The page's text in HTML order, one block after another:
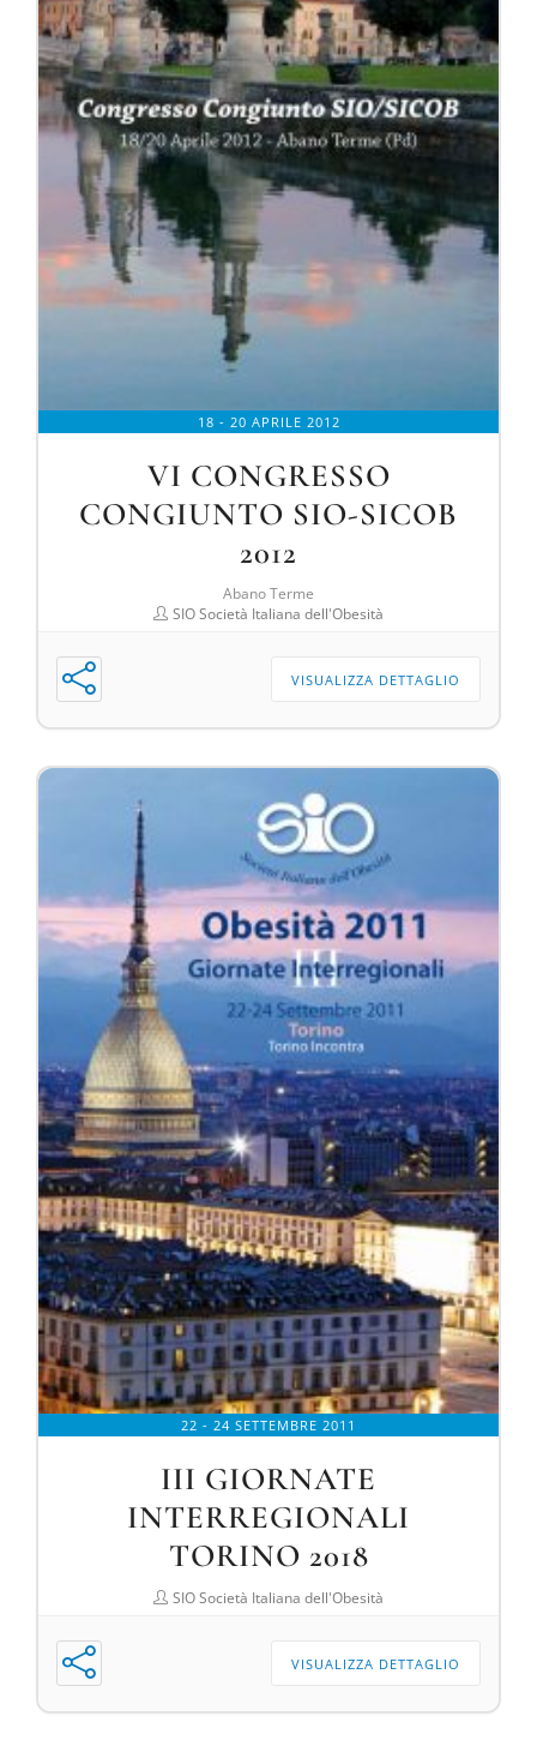
18 - 20 APRILE 2012
VI CONGRESSO
CONGIUNTO SIO-SICOB
2012
Abano Terme
SIO Società Italiana dell'Obesità
VISUALIZZA DETTAGLIO
22 - 24 SETTEMBRE 2011
III GIORNATE
INTERREGIONALI
TORINO 2018
SIO Società Italiana dell'Obesità
VISUALIZZA DETTAGLIO